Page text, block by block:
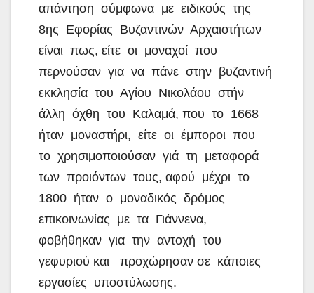
απάντηση σύμφωνα με ειδικούς της
8ης Εφορίας Βυζαντινών Αρχαιοτήτων
είναι πως, είτε οι μοναχοί που
περνούσαν για να πάνε στην βυζαντινή
εκκλησία του Αγίου Νικολάου στήν
άλλη όχθη του Καλαμά, που το 1668
ήταν μοναστήρι, είτε οι έμποροι που
το χρησιμοποιούσαν γιά τη μεταφορά
των προιόντων τους, αφού μέχρι το
1800 ήταν ο μοναδικός δρόμος
επικοινωνίας με τα Γιάννενα,
φοβήθηκαν για την αντοχή του
γεφυριού και προχώρησαν σε κάποιες
εργασίες υποστύλωσης.